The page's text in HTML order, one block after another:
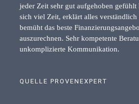
jeder Zeit sehr gut aufgehoben
sich viel Zeit, erklärt alles verständlich
bemüht das beste
auszurechnen. Sehr kompetente
unkomplizierte Kommunikation.
QUELLE PROVENEXPERT